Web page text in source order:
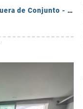
Se Vende Casa Campestre Fuera de Conjunto - Sector Av Centenario